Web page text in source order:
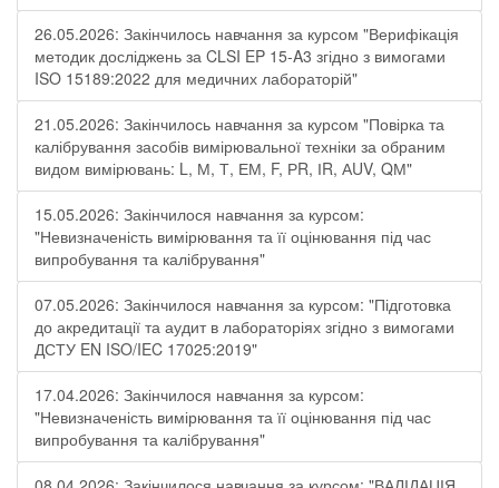
26.05.2026: Закінчилось навчання за курсом "Верифікація
методик досліджень за CLSI EP 15-A3 згідно з вимогами
ISO 15189:2022 для медичних лабораторій"
21.05.2026: Закінчилось навчання за курсом "Повірка та
калібрування засобів вимірювальної техніки за обраним
видом вимірювань: L, М, Т, ЕМ, F, РR, ІR, АUV, QМ"
15.05.2026: Закінчилося навчання за курсом:
"Невизначеність вимірювання та її оцінювання під час
випробування та калібрування"
07.05.2026: Закінчилося навчання за курсом: "Підготовка
до акредитації та аудит в лабораторіях згідно з вимогами
ДСТУ EN ISO/IEC 17025:2019"
17.04.2026: Закінчилося навчання за курсом:
"Невизначеність вимірювання та її оцінювання під час
випробування та калібрування"